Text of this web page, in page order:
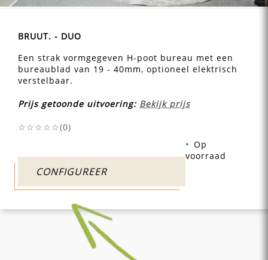
BRUUT. - DUO
Een strak vormgegeven H-poot bureau met een
bureaublad van 19 - 40mm, optioneel elektrisch
verstelbaar.
Prijs getoonde uitvoering: Bekijk prijs
☆☆☆☆☆(0)
CONFIGUREER
Op
voorraad